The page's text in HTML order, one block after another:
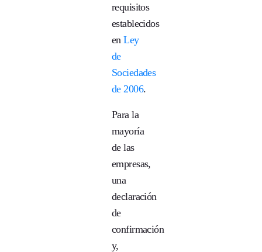
requisitos
establecidos
enLey
de
Sociedades
de 2006.
Para la
mayoría
de las
empresas,
una
declaración
de
confirmación
y,